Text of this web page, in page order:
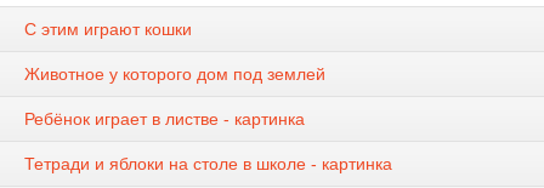
С этим играют кошки
Животное у которого дом под землей
Ребёнок играет в листве - картинка
Тетради и яблоки на столе в школе - картинка